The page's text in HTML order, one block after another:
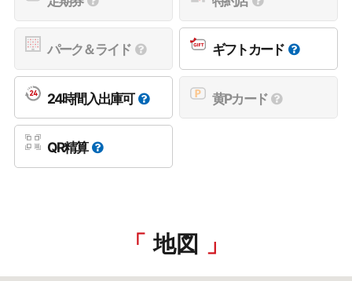
パーク＆ライド ギフトカード
24時間入出庫可 黄Pカード
QR精算
地図